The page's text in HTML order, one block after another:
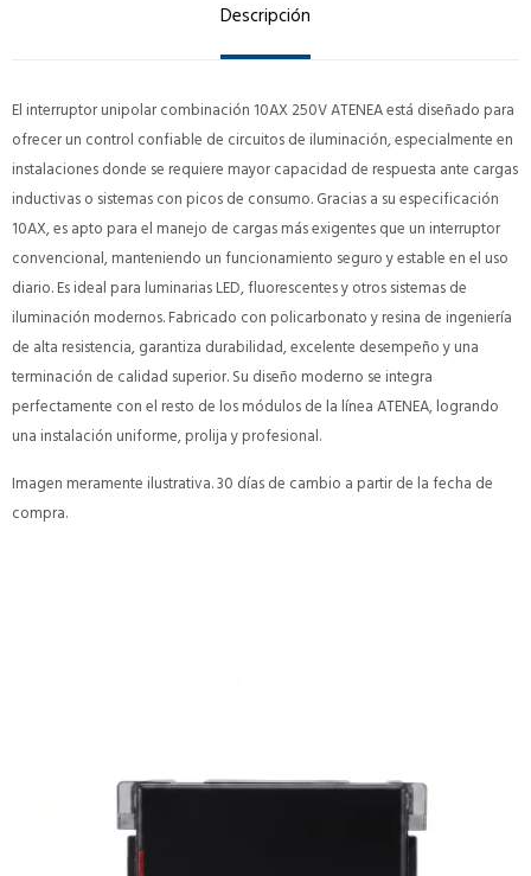
Descripción
El interruptor unipolar combinación 10AX 250V ATENEA está diseñado para
ofrecer un control confiable de circuitos de iluminación, especialmente en
instalaciones donde se requiere mayor capacidad de respuesta ante cargas
inductivas o sistemas con picos de consumo. Gracias a su especificación
10AX, es apto para el manejo de cargas más exigentes que un interruptor
convencional, manteniendo un funcionamiento seguro y estable en el uso
diario. Es ideal para luminarias LED, fluorescentes y otros sistemas de
iluminación modernos. Fabricado con policarbonato y resina de ingeniería
de alta resistencia, garantiza durabilidad, excelente desempeño y una
terminación de calidad superior. Su diseño moderno se integra
perfectamente con el resto de los módulos de la línea ATENEA, logrando
una instalación uniforme, prolija y profesional.
Imagen meramente ilustrativa. 30 días de cambio a partir de la fecha de
compra.